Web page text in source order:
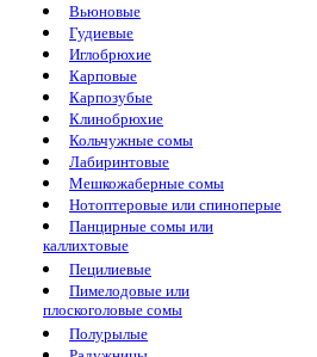
Вьюновые
Гудиевые
Иглобрюхие
Карповые
Карпозубые
Клинобрюхие
Кольчужные сомы
Лабиринтовые
Мешкожаберные сомы
Нотоптеровые или спиноперые
Панцирные сомы или
каллихтовые
Пецилиевые
Пимелодовые или
плоскоголовые сомы
Полурылые